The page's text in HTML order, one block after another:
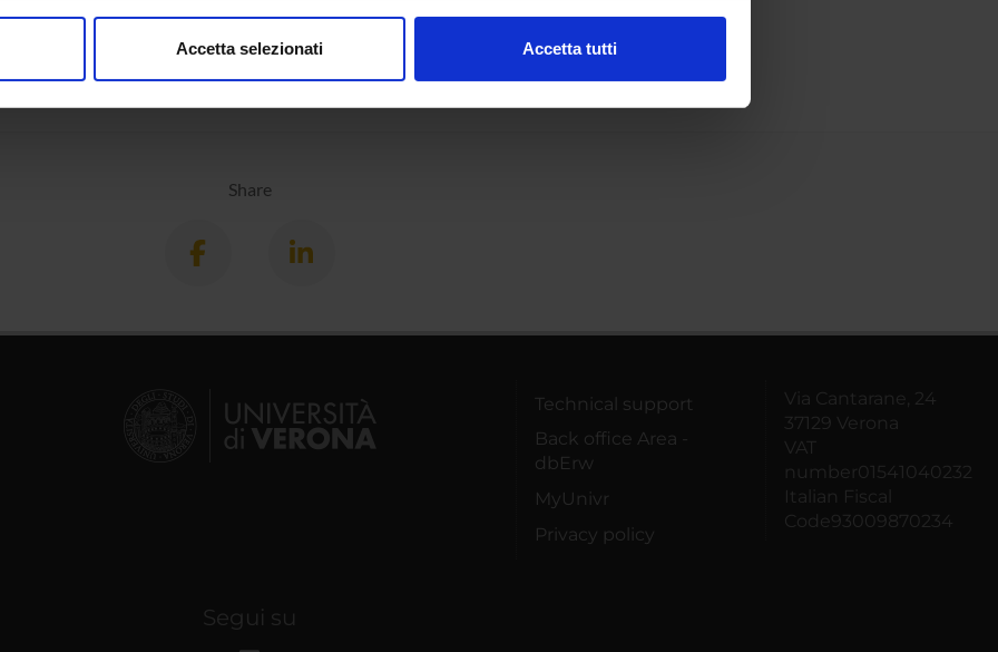
in qualsiasi momento dalla Dichiarazione sui cookie.
Accetta selezionati Accetta tutti
Share
Technical support
Back office Area -
dbErw
MyUnivr
Privacy policy
Via Cantarane, 24
37129 Verona
VAT
number01541040232
Italian Fiscal
Code93009870234
Segui su